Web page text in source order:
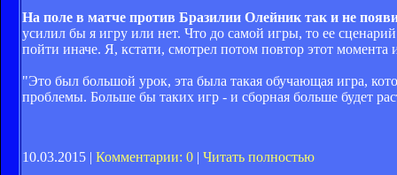
На поле в матче против Бразилии Олейник так и не
усилил бы я игру или нет. Что до самой игры, то ее
пойти иначе. Я, кстати, смотрел потом повтор этот
"Это был большой урок, эта была такая обучающая игра,
проблемы. Больше бы таких игр - и сборная больше будет
10.03.2015 | Комментарии: 0 | Читать полностью